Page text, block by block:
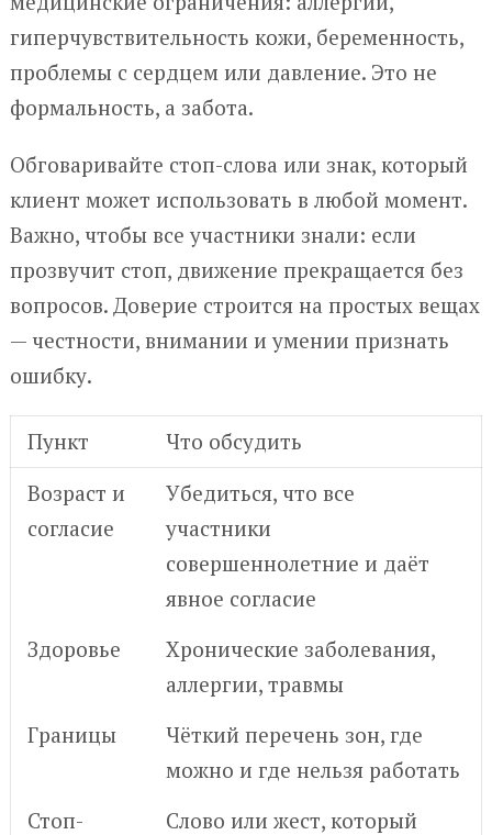
гиперчувствительность кожи, беременность,
проблемы с сердцем или давление. Это не
формальность, а забота.
Обговаривайте стоп-слова или знак, который
клиент может использовать в любой момент.
Важно, чтобы все участники знали: если
прозвучит стоп, движение прекращается без
вопросов. Доверие строится на простых вещах
— честности, внимании и умении признать
ошибку.
Пункт
Что обсудить
Возраст и
согласие
Убедиться, что все
участники
совершеннолетние и даёт
явное согласие
Здоровье
Хронические заболевания,
аллергии, травмы
Границы
Чёткий перечень зон, где
можно и где нельзя работать
Стоп-
Слово или жест, который